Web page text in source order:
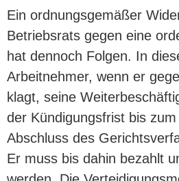
Ein ordnungsgemäßer
Betriebsrats gegen eine
hat dennoch Folgen. In
Arbeitnehmer, wenn er
klagt, seine
der Kündigungsfrist bis
Abschluss des
Er muss bis dahin bezahlt